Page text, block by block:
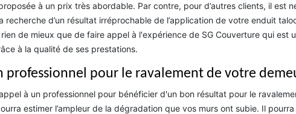
à un prix très abordable. Par contre, pour d’autres clients, il est
recherche d’un résultat irréprochable de l’application de votre enduit
de mieux que de faire appel à l'expérience de SG Couverture qui est
à la qualité de ses prestations.
professionnel pour le ravalement de votre
à un professionnel pour bénéficier d'un bon résultat pour le
estimer l’ampleur de la dégradation que vos murs ont subie. Il